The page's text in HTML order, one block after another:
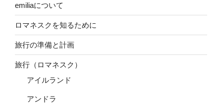
emiliaについて
ロマネスクを知るために
旅行の準備と計画
旅行（ロマネスク）
アイルランド
アンドラ